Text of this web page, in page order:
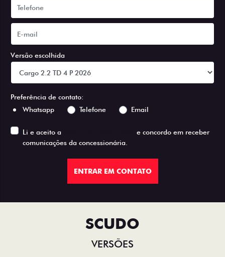
Versão escolhida
Preferência de contato:
Whatsapp
Telefone Email
Li e aceito a
e concordo em receber
comunicações da concessionária.
ENTRAR EM CONTATO
SCUDO
VERSÕES